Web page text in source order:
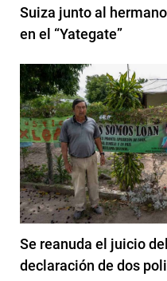
Suiza junto al
en el “Yategate”
Se reanuda el juicio
declaración de dos